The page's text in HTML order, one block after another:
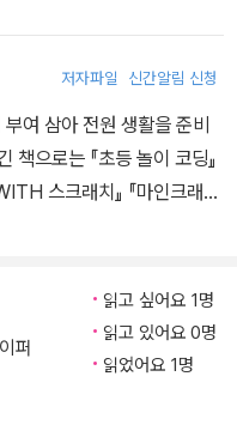
저자파일 신간알림 신청
여 삼아 전원 생활을 준비
으로는 『초등 놀이 코딩』
스크래치』 『마인크래프
퍼
읽고 싶어요 1명
읽고 있어요 0명
읽었어요 1명